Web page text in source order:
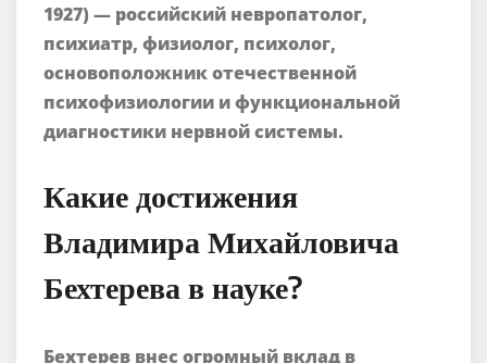
1927) — российский невропатолог,
психиатр, физиолог, психолог,
основоположник отечественной
психофизиологии и функциональной
диагностики нервной системы.
Какие достижения
Владимира Михайловича
Бехтерева в науке?
Бехтерев внес огромный вклад в